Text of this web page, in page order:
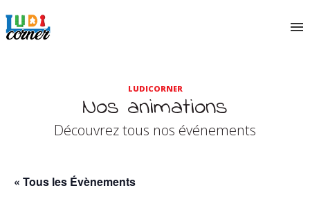
LUDICORNER
Nos animations
Découvrez tous nos événements
« Tous les Évènements